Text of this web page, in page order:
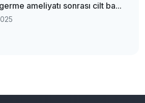
ameliyatı sonrası cilt ba...